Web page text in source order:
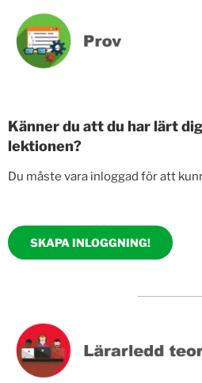
Känner du att du har lärt
lektionen?
Du måste vara inloggad för att
SKAPA INLOGGNING!